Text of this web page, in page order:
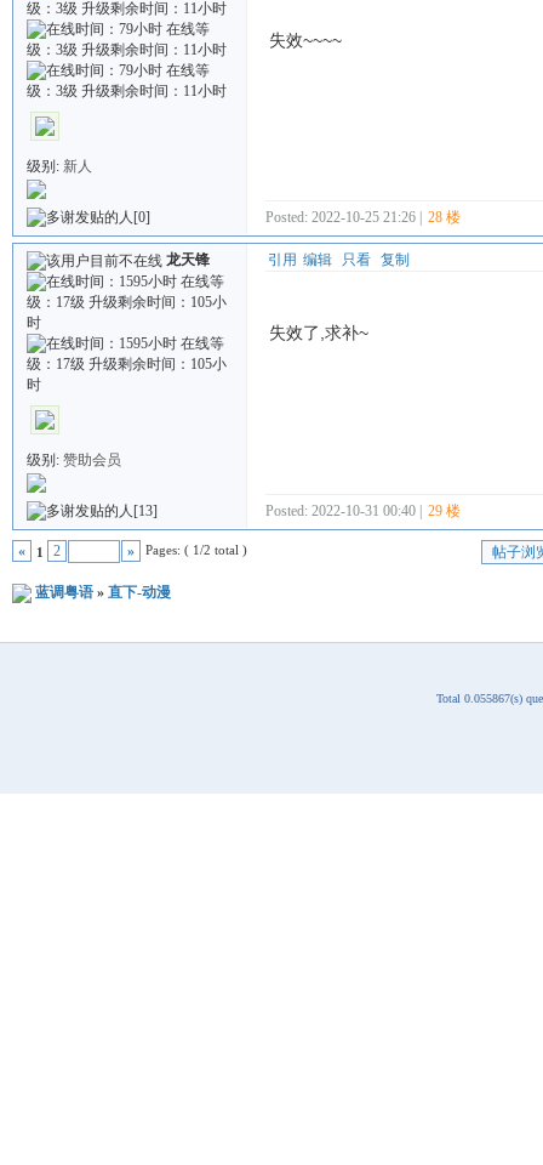
级别: 新人
[0]
失效~~~~
Posted: 2022-10-25 21:26 | 28 楼
龙天锋
级别: 赞助会员
[13]
引用 编辑 只看 复制
失效了,求补~
Posted: 2022-10-31 00:40 | 29 楼
« 1 2 » Pages: ( 1/2 total ) 帖子浏
蓝调粤语» 直下-动漫
Total 0.055867(s)